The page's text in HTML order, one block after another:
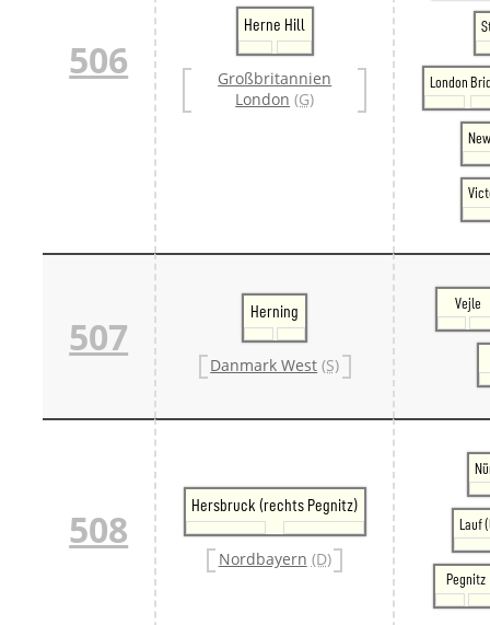
506
Herne Hill
Großbritannien
London (G)
London
507
Herning
Danmark West (S)
Vejle
508
Hersbruck (rechts Pegnitz)
Nordbayern (D)
Lauf
Pegnitz